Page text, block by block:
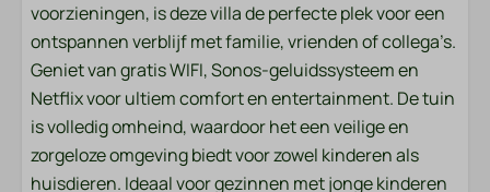
Speelgoed
Wassen en drogen
Droger
Wasmachine
voorzieningen, is deze villa de perfecte plek voor een
ontspannen verblijf met familie, vrienden of collega’s.
Geniet van gratis WIFI, Sonos-geluidssysteem en
Netflix voor ultiem comfort en entertainment. De tuin
is volledig omheind, waardoor het een veilige en
zorgeloze omgeving biedt voor zowel kinderen als
huisdieren. Ideaal voor gezinnen met jonge kinderen